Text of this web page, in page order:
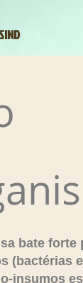
bate
(bactérias
insumos